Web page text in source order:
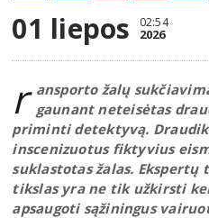
01 liepos 02:54
2026
r ansporto žalų
gaunant neteisėtas
priminti detektyvą.
inscenizuotus fiktyvius
suklastotas žalas.
tikslas yra ne tik užkirsti
apsaugoti sąžiningus